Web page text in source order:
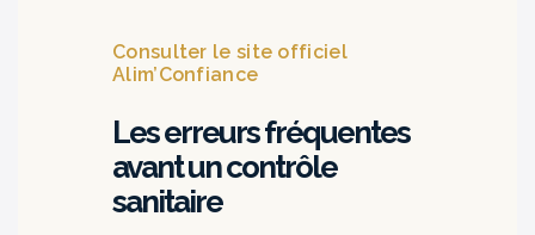
Consulter le site officiel
Alim’Confiance
Les erreurs fréquentes
avant un contrôle
sanitaire